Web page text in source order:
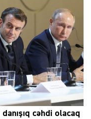
cəhdi olacaq